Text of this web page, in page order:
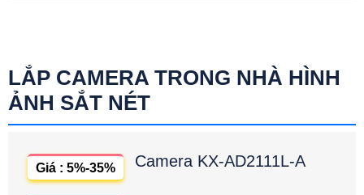
LẮP CAMERA TRONG NHÀ HÌNH
ẢNH SẮT NÉT
Camera KX-AD2111L-A
Giá : 5%-35%